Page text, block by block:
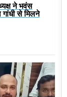
ने भवंस
गांधी से मिलने